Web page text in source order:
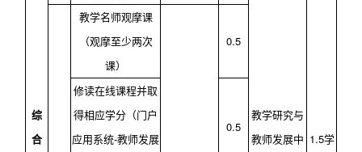
综
合
教学研究与
教师发展中 1.5学
教学名师观摩课
（观摩至少两次
课）
0.5
修读在线课程并取
得相应学分（门户
应用系统-教师发展
0.5